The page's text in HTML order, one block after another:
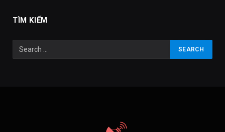
TÌM KIẾM